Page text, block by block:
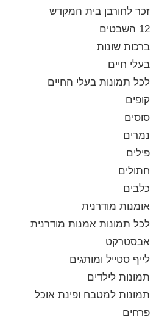
זכר לחורבן בית המקדש
12 השבטים
ברכות שונות
בעלי חיים
לכל תמונות בעלי החיים
קופים
סוסים
נמרים
פילים
חתולים
כלבים
אומנות מודרנית
לכל תמונות אמנות מודרנית
אבסטרקט
לייף סטייל ומותגים
תמונות לילדים
תמונות למטבח ופינת אוכל
פרחים